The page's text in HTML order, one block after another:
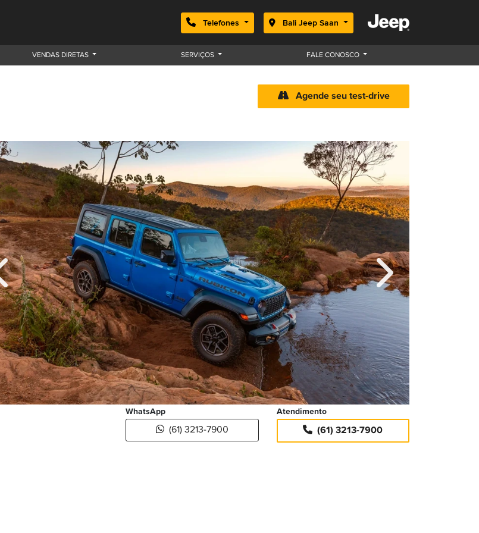
Telefones Bali Jeep Saan
VENDAS DIRETAS SERVIÇOS FALE CONOSCO
Agende seu test-drive
Anterior Próximo
WhatsApp
(61) 3213-7900
Atendimento
(61) 3213-7900